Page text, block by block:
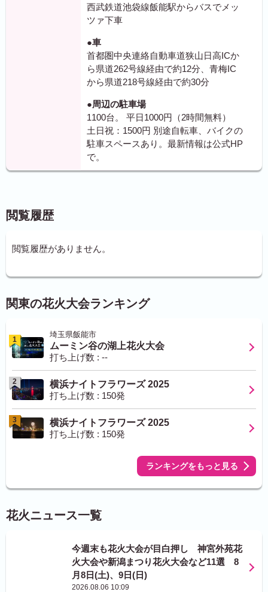
西武鉄道池袋線飯能駅からバスでメッ
ツァ下車
●車
首都圏中央連絡自動車道狭山日高ICか
ら県道262号線経由で約12分、青梅IC
から県道218号線経由で約30分
●周辺の駐車場
1100台。 平日1000円（2時間無料）
土日祝：1500円 別途自転車、バイクの
駐車スペースあり。最新情報は公式HP
で。
閲覧履歴
閲覧履歴がありません。
関東の花火大会ランキング
1
埼玉県飯能市
ムーミン谷の湖上花火大会
打ち上げ数 : --
2
横浜ナイトフラワーズ 2025
打ち上げ数 : 150発
3
横浜ナイトフラワーズ 2025
打ち上げ数 : 150発
ランキングをもっと見る
花火ニュース一覧
今週末も花火大会が目白押し 神宮外苑花
火大会や新潟まつり花火大会など11選 8
月8日(土)、9日(日)
2026.08.06 10:09